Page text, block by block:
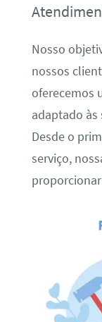
Nosso
nossos
oferecemos
adaptado às
Desde o
serviço,